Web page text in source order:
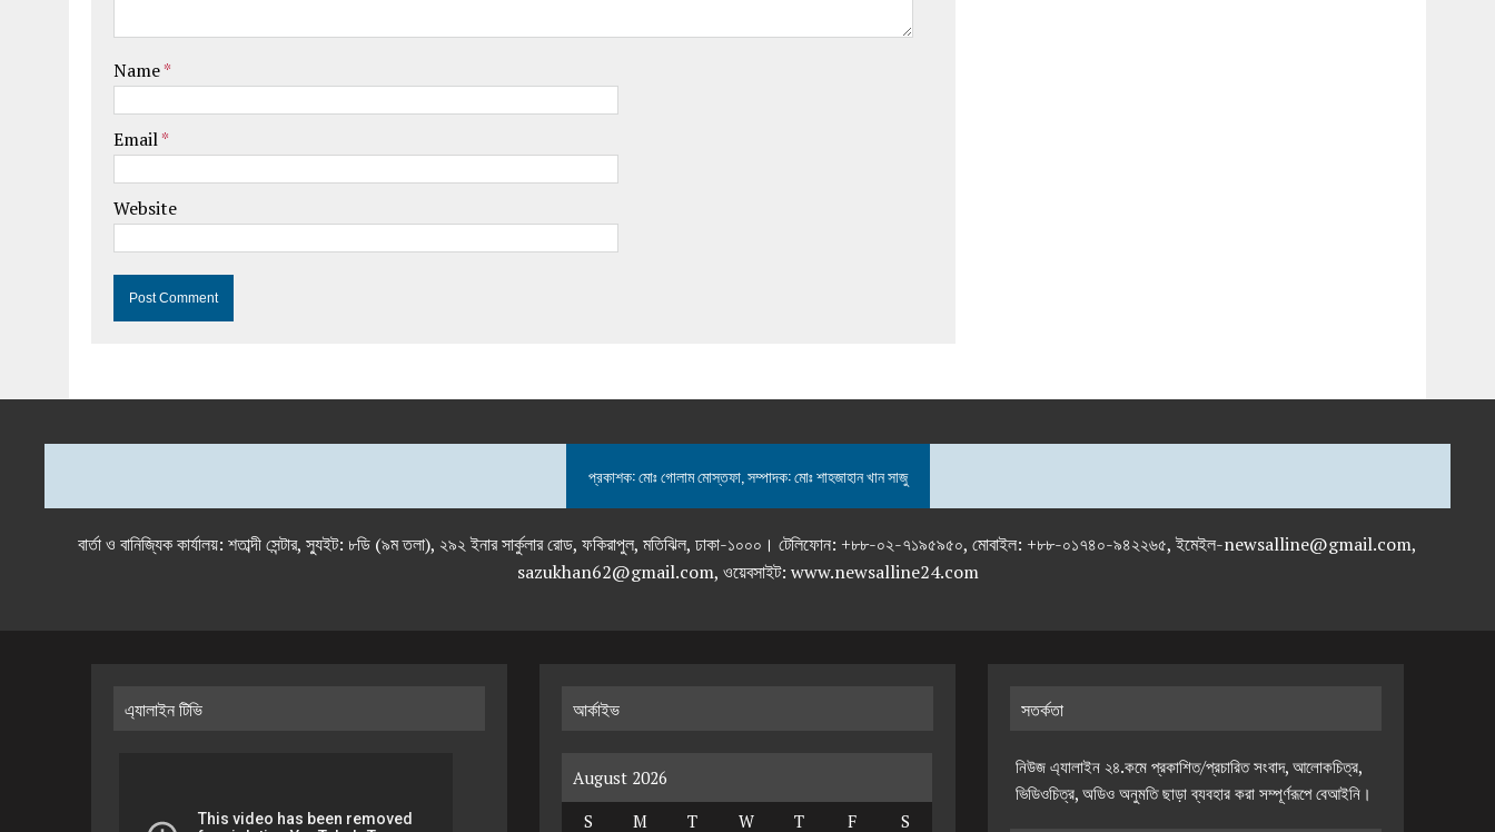
Name*
Email*
Website
প্রকাশক: মোঃ গোলাম মোস্তফা, সম্পাদক: মোঃ শাহজাহান খান সাজু
বার্তা ও বানিজ্যিক কার্যালয়: শতাব্দী সেন্টার, স্যুইট: ৮ডি (৯ম তলা), ২৯২ ইনার সার্কুলার রোড, ফকিরাপুল, মতিঝিল, ঢাকা-১০০০। টেলিফোন: +৮৮-০২-৭১৯৫৯৫০, মোবাইল: +৮৮-০১৭৪০-৯৪২২৬৫, ইমেইল-newsalline@gmail.com,
sazukhan62@gmail.com, ওয়েবসাইট: www.newsalline24.com
এ্যালাইন টিভি আর্কাইভ
August 2026
S
M T W T F S
সতর্কতা
নিউজ এ্যালাইন ২৪.কমে প্রকাশিত/প্রচারিত সংবাদ, আলোকচিত্র,
ভিডিওচিত্র, অডিও অনুমতি ছাড়া ব্যবহার করা সম্পূর্ণরূপে বেআইনি।